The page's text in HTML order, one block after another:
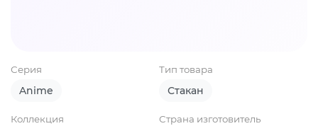
Серия
Anime
Тип товара
Стакан
Коллекция Страна изготовитель